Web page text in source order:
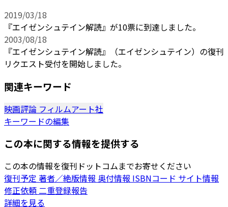
2019/03/18
『エイゼンシュテイン解読』が10票に到達しました。
2003/08/18
『エイゼンシュテイン解読』（エイゼンシュテイン）の復刊
リクエスト受付を開始しました。
関連キーワード
映画評論 フィルムアート社
キーワードの編集
この本に関する情報を提供する
この本の情報を復刊ドットコムまでお寄せください
復刊予定 著者／絶版情報 奥付情報 ISBNコード サイト情報
修正依頼二重登録報告
詳細を見る